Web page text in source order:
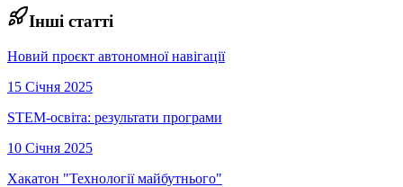
Інші статті
Новий проєкт автономної навігації
15 Січня 2025
STEM-освіта: результати програми
10 Січня 2025
Хакатон "Технології майбутнього"